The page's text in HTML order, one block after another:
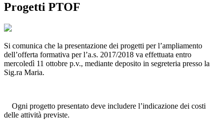
Progetti PTOF
Si comunica che la presentazione dei progetti per l’ampliamento
dell’offerta formativa per l’a.s. 2017/2018 va effettuata entro
mercoledì 11 ottobre p.v., mediante deposito in segreteria presso la
Sig.ra Maria.
Ogni progetto presentato deve includere l’indicazione dei costi
delle attività previste.